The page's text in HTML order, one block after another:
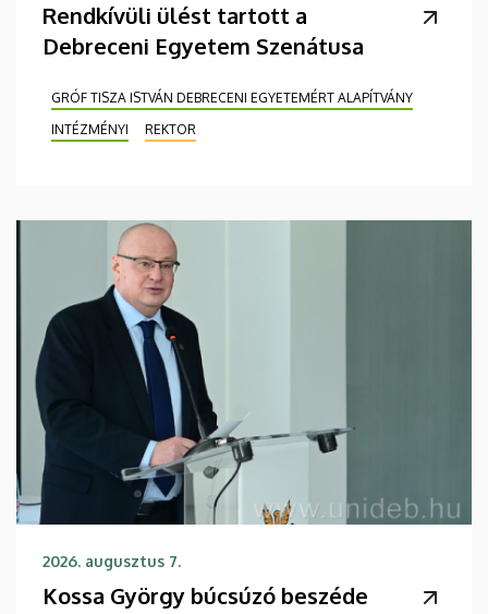
Rendkívüli ülést tartott a
Debreceni Egyetem Szenátusa
GRÓF TISZA ISTVÁN DEBRECENI EGYETEMÉRT ALAPÍTVÁNY
INTÉZMÉNYI
REKTOR
2026. augusztus 7.
Kossa György búcsúzó beszéde